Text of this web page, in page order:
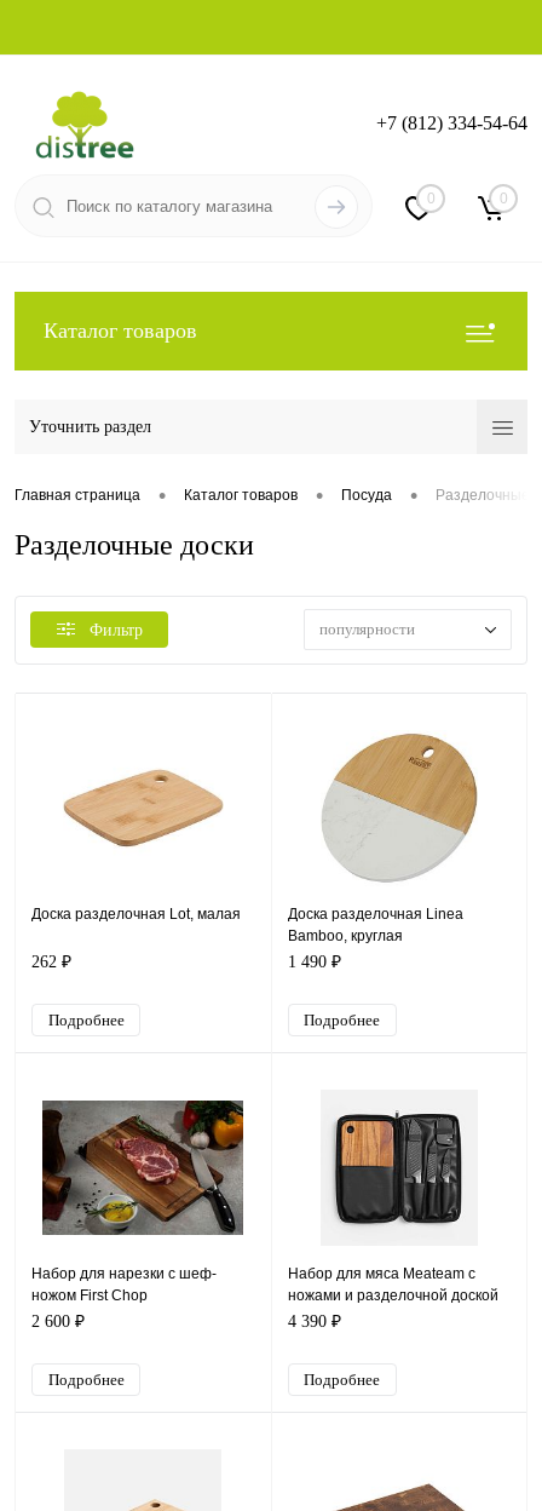
Вход Регистрация
+7 (812) 334-54-64
0 0
Каталог товаров
Уточнить раздел
Главная страница • Каталог товаров • Посуда • Разделочные
Разделочные доски
Фильтр популярности
Доска разделочная Lot, малая
262 ₽
Подробнее
Доска разделочная Linea
Bamboo, круглая
1 490 ₽
Подробнее
Набор для нарезки с шеф-
ножом First Chop
2 600 ₽
Подробнее
Набор для мяса Meateam с
ножами и разделочной доской
4 390 ₽
Подробнее